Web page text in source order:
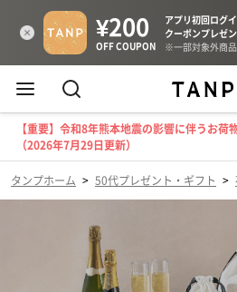
【重要】令和8年熊本地震の影響に伴うお
（2026年7月29日更新）
タンプホーム > 50代プレゼント・ギフト >